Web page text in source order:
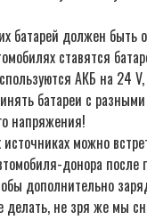
батарей должен быть
ставятся
АКБ на 24
батареи с
напряжения!
можно
донора после
дополнительно
делать, не зря же мы